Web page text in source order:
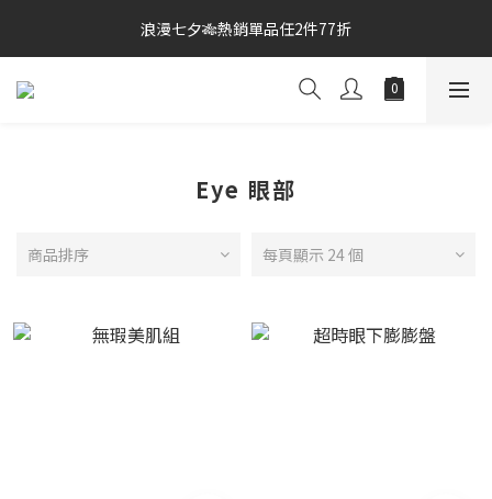
宅家防颱🌀$499免運
4
3
2
1
0
2
1
1
0
浪漫七夕🎋熱銷單品任2件77折
宅家防颱🌀$499免運
Eye 眼部
商品排序 每頁顯示 24 個